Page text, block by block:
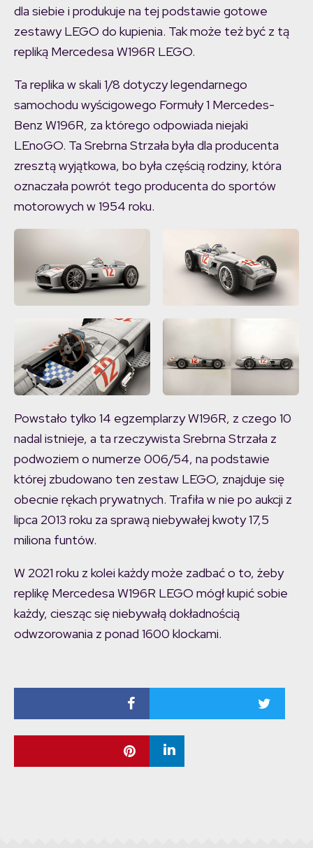
dla siebie i produkuje na tej podstawie gotowe
zestawy LEGO do kupienia. Tak może też być z tą
repliką Mercedesa W196R LEGO.
Ta replika w skali 1/8 dotyczy legendarnego
samochodu wyścigowego Formuły 1 Mercedes-
Benz W196R, za którego odpowiada niejaki
LEnoGO. Ta Srebrna Strzała była dla producenta
zresztą wyjątkowa, bo była częścią rodziny, która
oznaczała powrót tego producenta do sportów
motorowych w 1954 roku.
Powstało tylko 14 egzemplarzy W196R, z czego 10
nadal istnieje, a ta rzeczywista Srebrna Strzała z
podwoziem o numerze 006/54, na podstawie
której zbudowano ten zestaw LEGO, znajduje się
obecnie rękach prywatnych. Trafiła w nie po aukcji z
lipca 2013 roku za sprawą niebywałej kwoty 17,5
miliona funtów.
W 2021 roku z kolei każdy może zadbać o to, żeby
replikę Mercedesa W196R LEGO mógł kupić sobie
każdy, ciesząc się niebywałą dokładnością
odwzorowania z ponad 1600 klockami.